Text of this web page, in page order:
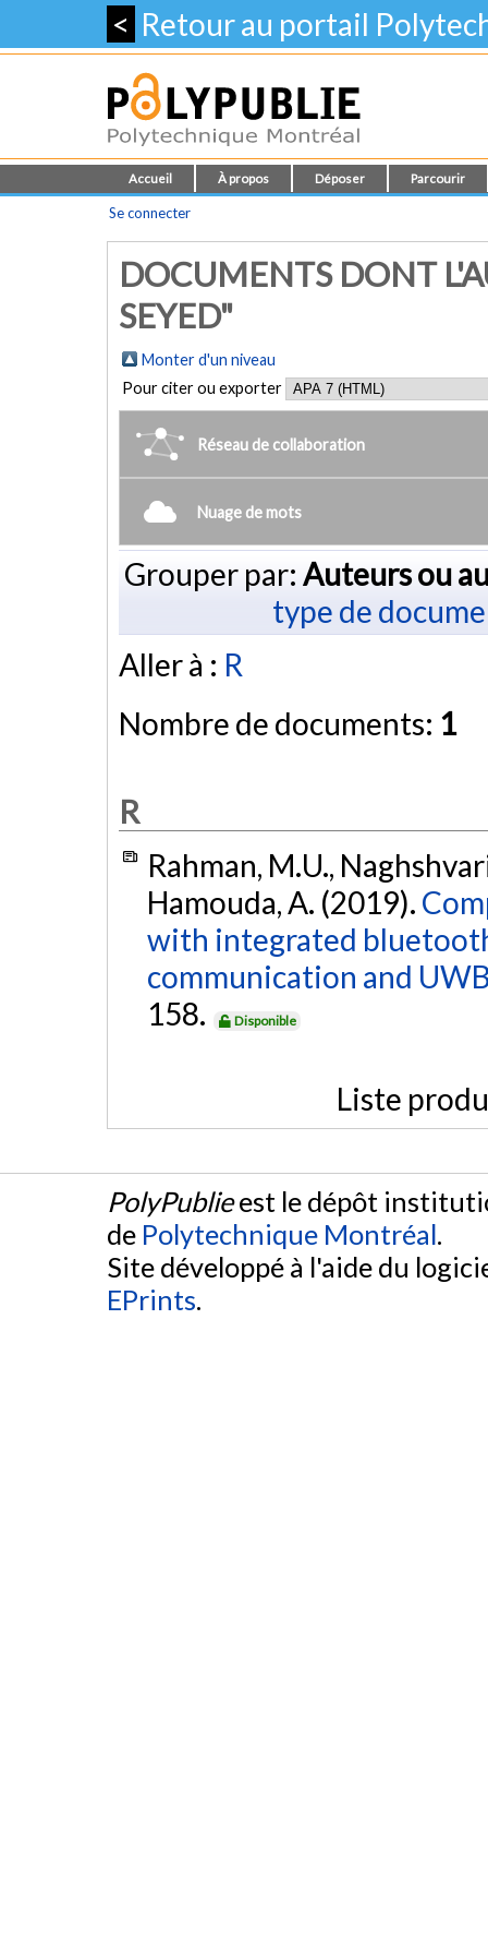
< Retour au portail
Accueil À propos Déposer Parcourir
Se connecter
DOCUMENTS DONT
SEYED"
Monter d'un niveau
Pour citer ou exporter
Réseau de collaboration
Nuage de mots
Grouper par: Auteurs ou
type de
Aller à : R
Nombre de documents: 1
R
Rahman, M.U.,
Hamouda, A. (2019).
with integrated
communication and
158.
Disponible
Liste
PolyPublieest le dépôt
de Polytechnique Montréal.
Site développé à l'aide du
EPrints.